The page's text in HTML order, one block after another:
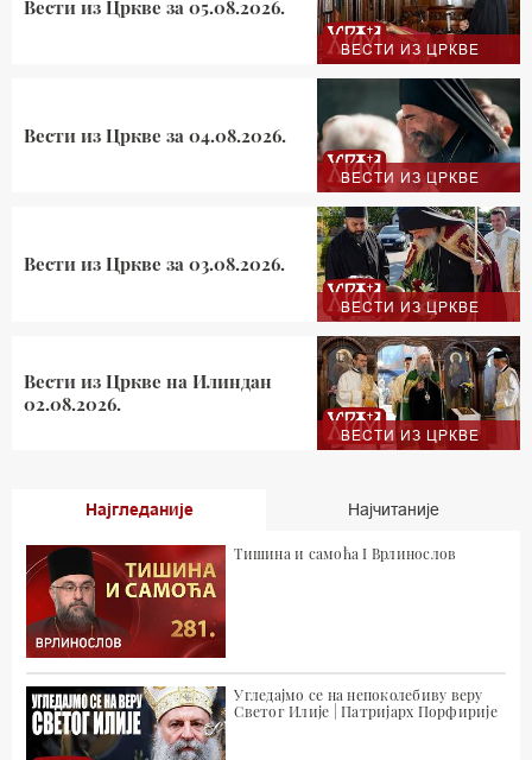
ВЕСТИ ИЗ ЦРКВЕ
Вести из Цркве за 05.08.2026.
ВЕСТИ ИЗ ЦРКВЕ
Вести из Цркве за 04.08.2026.
ВЕСТИ ИЗ ЦРКВЕ
Вести из Цркве за 03.08.2026.
ВЕСТИ ИЗ ЦРКВЕ
Вести из Цркве на Илиндан
02.08.2026.
Најгледаније Најчитаније
Тишина и самоћа I Врлинослов
Угледајмо се на непоколебиву веру
Светог Илије | Патријарх Порфирије